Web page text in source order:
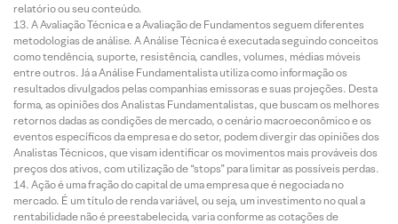
relatório ou seu conteúdo.
A Avaliação Técnica e a Avaliação de Fundamentos seguem diferentes
metodologias de análise. A Análise Técnica é executada seguindo conceitos
como tendência, suporte, resistência, candles, volumes, médias móveis
entre outros. Já a Análise Fundamentalista utiliza como informação os
resultados divulgados pelas companhias emissoras e suas projeções. Desta
forma, as opiniões dos Analistas Fundamentalistas, que buscam os melhores
retornos dadas as condições de mercado, o cenário macroeconômico e os
eventos específicos da empresa e do setor, podem divergir das opiniões dos
Analistas Técnicos, que visam identificar os movimentos mais prováveis dos
preços dos ativos, com utilização de “stops” para limitar as possíveis perdas.
Ação é uma fração do capital de uma empresa que é negociada no
mercado. É um título de renda variável, ou seja, um investimento no qual a
rentabilidade não é preestabelecida, varia conforme as cotações de